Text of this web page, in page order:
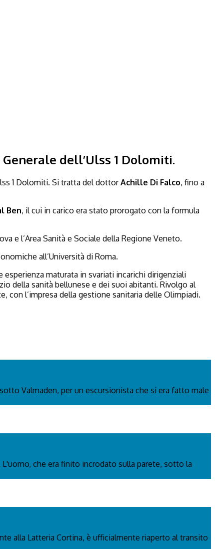
dell’Ulss 1 Dolomiti.
1 Dolomiti. Si tratta del dottorAchille Di Falco, fino a
Ben, il cui in carico era stato prorogato con la formula
e l’Area Sanità e Sociale della Regione Veneto.
all’Università di Roma.
maturata in svariati incarichi dirigenziali
della sanità bellunese e dei suoi abitanti. Rivolgo al
con l’impresa della gestione sanitaria delle Olimpiadi.
Valmaden, per un escursionista che si era fatto male
che era finito incrodato sulla parete, sotto la
alla Latteria Cortina, è ufficialmente riaperto al transito